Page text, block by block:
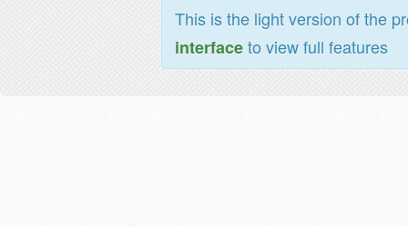
This is the light version of the
interfaceto view full features